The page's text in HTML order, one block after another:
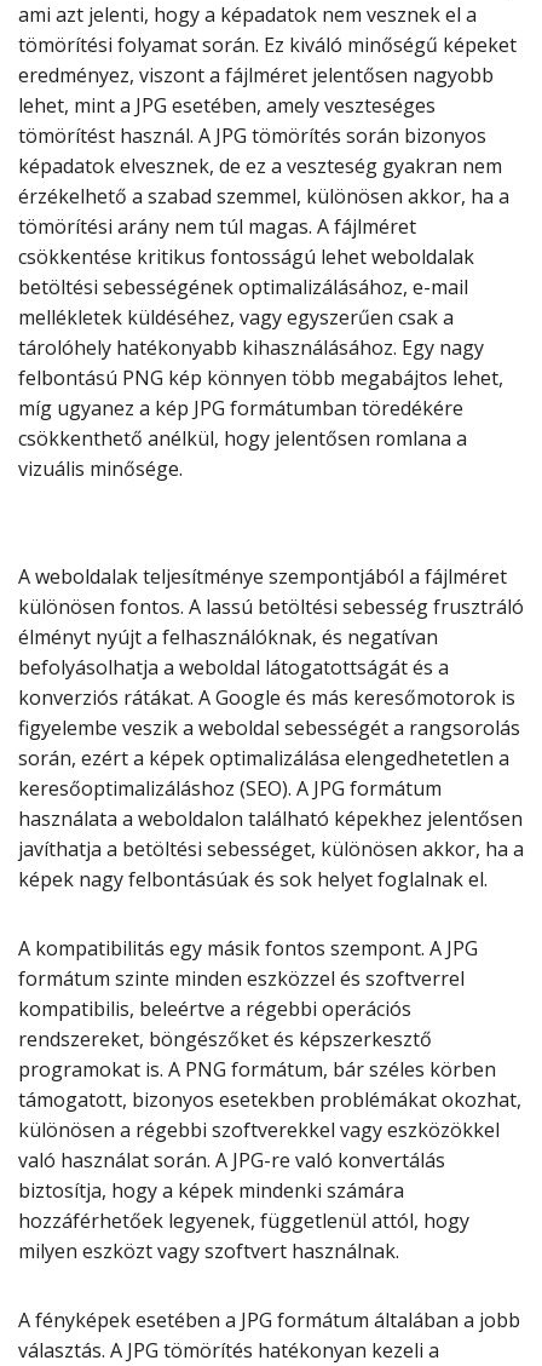
ami azt jelenti, hogy a képadatok nem vesznek el a
tömörítési folyamat során. Ez kiváló minőségű képeket
eredményez, viszont a fájlméret jelentősen nagyobb
lehet, mint a JPG esetében, amely veszteséges
tömörítést használ. A JPG tömörítés során bizonyos
képadatok elvesznek, de ez a veszteség gyakran nem
érzékelhető a szabad szemmel, különösen akkor, ha a
tömörítési arány nem túl magas. A fájlméret
csökkentése kritikus fontosságú lehet weboldalak
betöltési sebességének optimalizálásához, e-mail
mellékletek küldéséhez, vagy egyszerűen csak a
tárolóhely hatékonyabb kihasználásához. Egy nagy
felbontású PNG kép könnyen több megabájtos lehet,
míg ugyanez a kép JPG formátumban töredékére
csökkenthető anélkül, hogy jelentősen romlana a
vizuális minősége.
A weboldalak teljesítménye szempontjából a fájlméret
különösen fontos. A lassú betöltési sebesség frusztráló
élményt nyújt a felhasználóknak, és negatívan
befolyásolhatja a weboldal látogatottságát és a
konverziós rátákat. A Google és más keresőmotorok is
figyelembe veszik a weboldal sebességét a rangsorolás
során, ezért a képek optimalizálása elengedhetetlen a
keresőoptimalizáláshoz (SEO). A JPG formátum
használata a weboldalon található képekhez jelentősen
javíthatja a betöltési sebességet, különösen akkor, ha a
képek nagy felbontásúak és sok helyet foglalnak el.
A kompatibilitás egy másik fontos szempont. A JPG
formátum szinte minden eszközzel és szoftverrel
kompatibilis, beleértve a régebbi operációs
rendszereket, böngészőket és képszerkesztő
programokat is. A PNG formátum, bár széles körben
támogatott, bizonyos esetekben problémákat okozhat,
különösen a régebbi szoftverekkel vagy eszközökkel
való használat során. A JPG-re való konvertálás
biztosítja, hogy a képek mindenki számára
hozzáférhetőek legyenek, függetlenül attól, hogy
milyen eszközt vagy szoftvert használnak.
A fényképek esetében a JPG formátum általában a jobb
választás. A JPG tömörítés hatékonyan kezeli a